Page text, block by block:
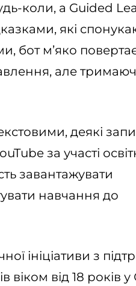
коли, а Guided
які
бот м’яко
але
деякі
за участі
завантажувати
навчання до
ініціативи з
віком від 18 років